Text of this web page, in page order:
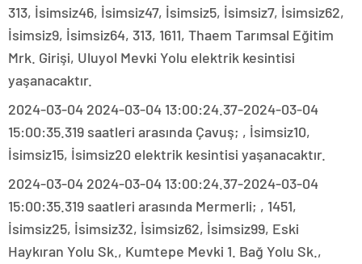
313, İsimsiz46, İsimsiz47, İsimsiz5, İsimsiz7, İsimsiz62,
İsimsiz9, İsimsiz64, 313, 1611, Thaem Tarımsal Eğitim
Mrk. Girişi, Uluyol Mevki Yolu elektrik kesintisi
yaşanacaktır.
2024-03-04 2024-03-04 13:00:24.37-2024-03-04
15:00:35.319 saatleri arasında Çavuş; , İsimsiz10,
İsimsiz15, İsimsiz20 elektrik kesintisi yaşanacaktır.
2024-03-04 2024-03-04 13:00:24.37-2024-03-04
15:00:35.319 saatleri arasında Mermerli; , 1451,
İsimsiz25, İsimsiz32, İsimsiz62, İsimsiz99, Eski
Haykıran Yolu Sk., Kumtepe Mevki 1. Bağ Yolu Sk.,